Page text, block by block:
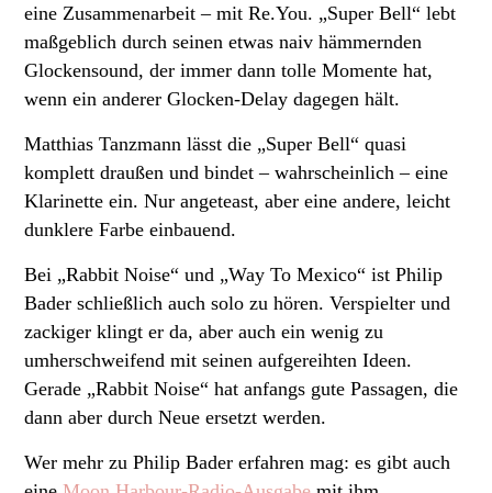
eine Zusammenarbeit – mit Re.You. „Super Bell“ lebt
maßgeblich durch seinen etwas naiv hämmernden
Glockensound, der immer dann tolle Momente hat,
wenn ein anderer Glocken-Delay dagegen hält.
Matthias Tanzmann lässt die „Super Bell“ quasi
komplett draußen und bindet – wahrscheinlich – eine
Klarinette ein. Nur angeteast, aber eine andere, leicht
dunklere Farbe einbauend.
Bei „Rabbit Noise“ und „Way To Mexico“ ist Philip
Bader schließlich auch solo zu hören. Verspielter und
zackiger klingt er da, aber auch ein wenig zu
umherschweifend mit seinen aufgereihten Ideen.
Gerade „Rabbit Noise“ hat anfangs gute Passagen, die
dann aber durch Neue ersetzt werden.
Wer mehr zu Philip Bader erfahren mag: es gibt auch